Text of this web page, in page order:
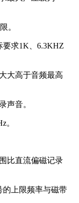
。
要求1K、6.3KHZ
大高于音频最高
声音。
。
比直流偏磁记录
的上限频率与磁带